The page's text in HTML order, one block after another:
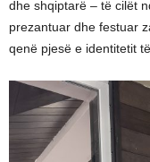
dhe shqiptarë – të cilët
prezantuar dhe festuar
qenë pjesë e identitetit